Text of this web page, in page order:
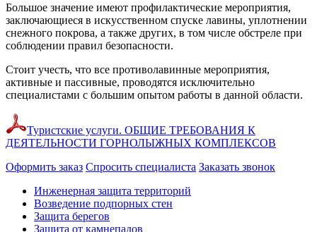
Большое значение имеют профилактические мероприятия,
заключающиеся в искусственном спуске лавины, уплотнении
снежного покрова, а также других, в том числе обстреле при
соблюдении правил безопасности.
Стоит учесть, что все противолавинные мероприятия,
активные и пассивные, проводятся исключительно
специалистами с большим опытом работы в данной области.
Туристские услуги. ОБЩИЕ ТРЕБОВАНИЯ К
ДЕЯТЕЛЬНОСТИ ГОРНОЛЫЖНЫХ КОМПЛЕКСОВ
Оформить заказ Спросить специалиста Заказать звонок
Инженерная защита территорий
Возведение подпорных стен
Защита берегов
Защита от камнепадов